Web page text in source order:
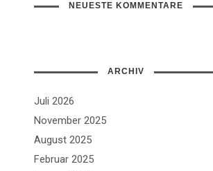
NEUESTE KOMMENTARE
ARCHIV
Juli 2026
November 2025
August 2025
Februar 2025